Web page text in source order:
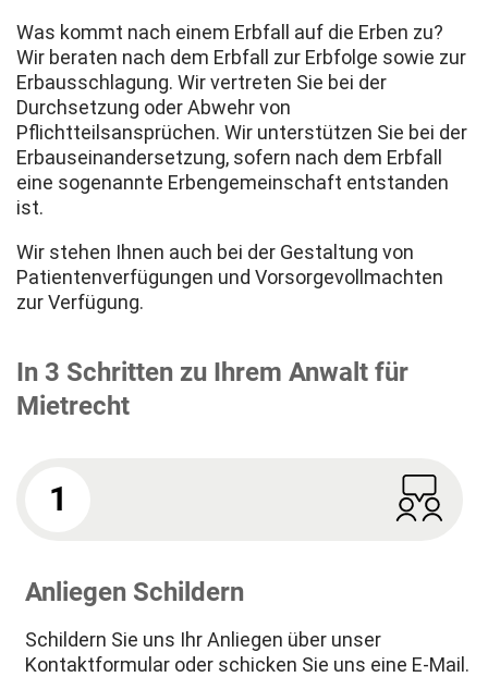
Was kommt nach einem Erbfall auf die Erben zu?
Wir beraten nach dem Erbfall zur Erbfolge sowie zur
Erbausschlagung. Wir vertreten Sie bei der
Durchsetzung oder Abwehr von
Pflichtteilsansprüchen. Wir unterstützen Sie bei der
Erbauseinandersetzung, sofern nach dem Erbfall
eine sogenannte Erbengemeinschaft entstanden
ist.
Wir stehen Ihnen auch bei der Gestaltung von
Patientenverfügungen und Vorsorgevollmachten
zur Verfügung.
In 3 Schritten zu Ihrem Anwalt für
Mietrecht
1
Anliegen Schildern
Schildern Sie uns Ihr Anliegen über unser
Kontaktformular oder schicken Sie uns eine E-Mail.